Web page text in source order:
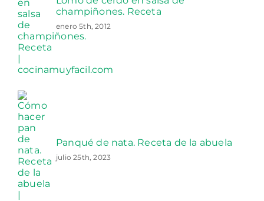
champiñones. Receta
enero 5th, 2012
Panqué de nata. Receta de la abuela
julio 25th, 2023